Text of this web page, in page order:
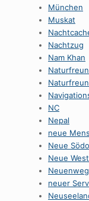
München
Muskat
Nachtzug
Nam Khan
NC
Nepal
neue
Neue
Neue
Neuenweg
neuer